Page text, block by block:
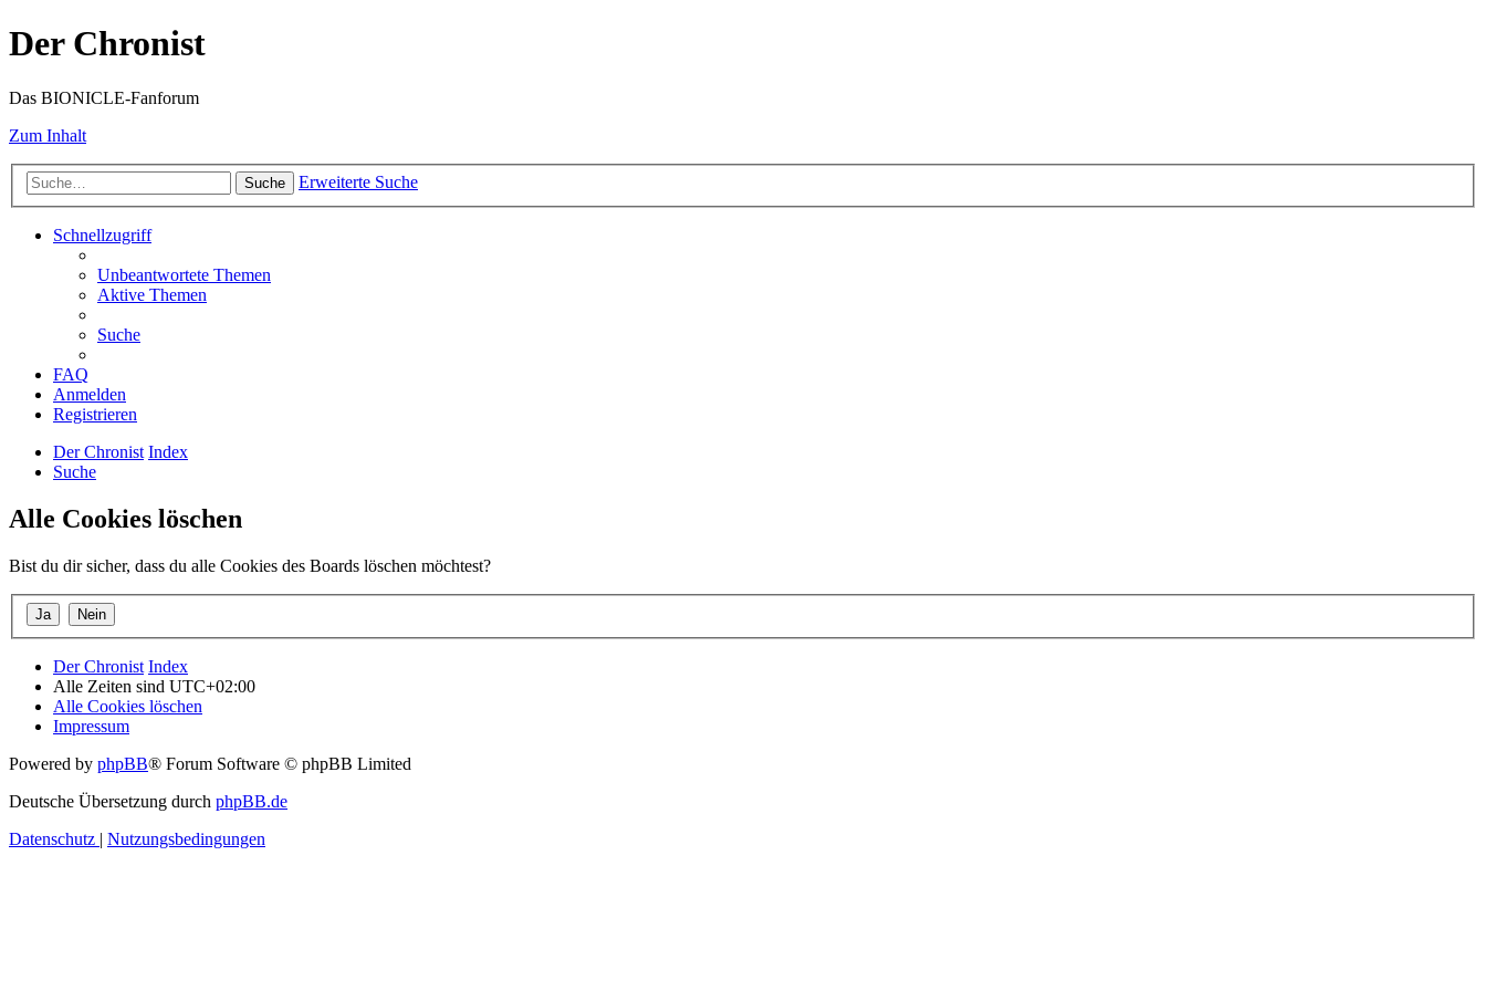
Der Chronist
Das BIONICLE-Fanforum
Zum Inhalt
Suche Erweiterte Suche
Schnellzugriff
Unbeantwortete Themen
Aktive Themen
Suche
FAQ
Anmelden
Registrieren
Der Chronist Index
Suche
Alle Cookies löschen
Bist du dir sicher, dass du alle Cookies des Boards löschen möchtest?
Der Chronist Index
Alle Zeiten sind UTC+02:00
Alle Cookies löschen
Impressum
Powered by phpBB® Forum Software © phpBB Limited
Deutsche Übersetzung durch phpBB.de
Datenschutz | Nutzungsbedingungen